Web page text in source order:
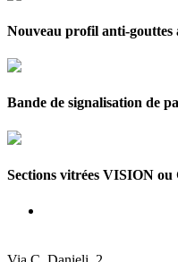
Nouveau profil anti-gouttes
Bande de signalisation de
Sections vitrées VISION ou